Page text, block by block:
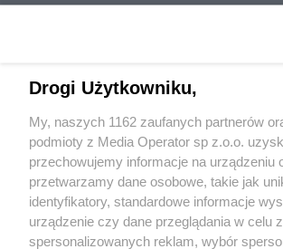
Wydawca mediówlokalnych
Drogi Użytkowniku,
My, naszych 1162 zaufanych partnerów
podmioty z Media Operator sp z.o.o.
przechowujemy informacje na urządzeniu
przetwarzamy dane osobowe, takie jak
identyfikatory, standardowe informacje
urządzenie czy dane przeglądania w celu
spersonalizowanych reklam, wybór